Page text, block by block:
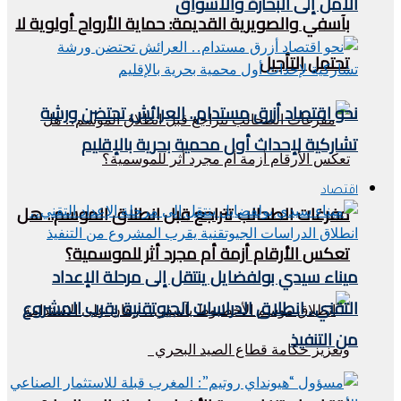
بآسفي والصويرية القديمة: حماية الأرواح أولوية لا
تحتمل التأجيل
مفرغات الطحالب تتراجع قبل انطلاق الموسم.. هل
تعكس الأرقام أزمة أم مجرد أثر للموسمية؟
نحو اقتصاد أزرق مستدام.. العرائش تحتضن ورشة
تشاركية لإحداث أول محمية بحرية بالإقليم
اقتصاد
ميناء سيدي بولفضايل ينتقل إلى مرحلة الإعداد
التقني.. انطلاق الدراسات الجيوتقنية يقرب المشروع
من التنفيذ